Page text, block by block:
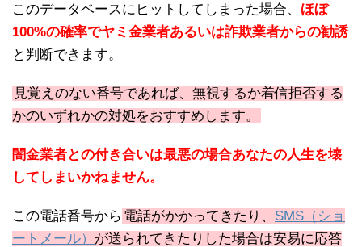
このデータベースにヒットしてしまった場合、 ほぼ
100%の確率でヤミ金業者あるいは詐欺業者からの勧誘
と判断できます。
見覚えのない番号であれば、無視するか着信拒否する
かのいずれかの対処をおすすめします。
闇金業者との付き合いは最悪の場合あなたの人生を壊
してしまいかねません。
この電話番号から 電話がかかってきたり、 SMS（ショ
ートメール） が送られてきたりした場合は安易に応答